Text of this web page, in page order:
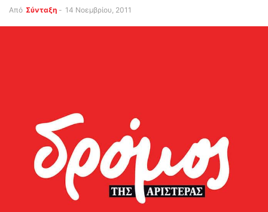
Από Σύνταξη - 14 Νοεμβρίου, 2011